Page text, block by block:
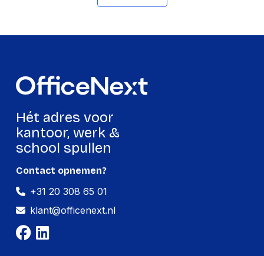
Nee
Type product
Mini PC barebone
Type behuizing
Kabelslot sleuf type
VESA-montage
Bevestigingsmogelijkheid
voor kabelslot
Energie
Soort voeding
Hét adres voor
kantoor, werk &
school spullen
Contact opnemen?
+31 20 308 65 01
klant@officenext.nl